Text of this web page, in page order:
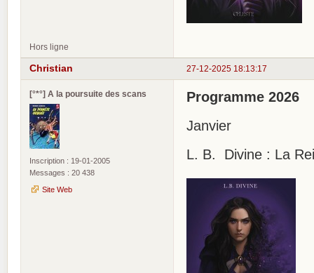
Hors ligne
27-12-2025 18:13:17
Christian
[°*°] A la poursuite des scans
Inscription : 19-01-2005
Messages : 20 438
Site Web
Programme 2026
Janvier
L. B. Divine : La